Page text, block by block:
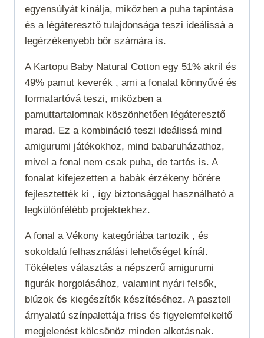
egyensúlyát kínálja, miközben a puha tapintása
és a légáteresztő tulajdonsága teszi ideálissá a
legérzékenyebb bőr számára is.
A Kartopu Baby Natural Cotton egy 51% akril és
49% pamut keverék , ami a fonalat könnyűvé és
formatartóvá teszi, miközben a
pamuttartalomnak köszönhetően légáteresztő
marad. Ez a kombináció teszi ideálissá mind
amigurumi játékokhoz, mind babaruházathoz,
mivel a fonal nem csak puha, de tartós is. A
fonalat kifejezetten a babák érzékeny bőrére
fejlesztették ki , így biztonsággal használható a
legkülönfélébb projektekhez.
A fonal a Vékony kategóriába tartozik , és
sokoldalú felhasználási lehetőséget kínál.
Tökéletes választás a népszerű amigurumi
figurák horgolásához, valamint nyári felsők,
blúzok és kiegészítők készítéséhez. A pasztell
árnyalatú színpalettája friss és figyelemfelkeltő
megjelenést kölcsönöz minden alkotásnak.